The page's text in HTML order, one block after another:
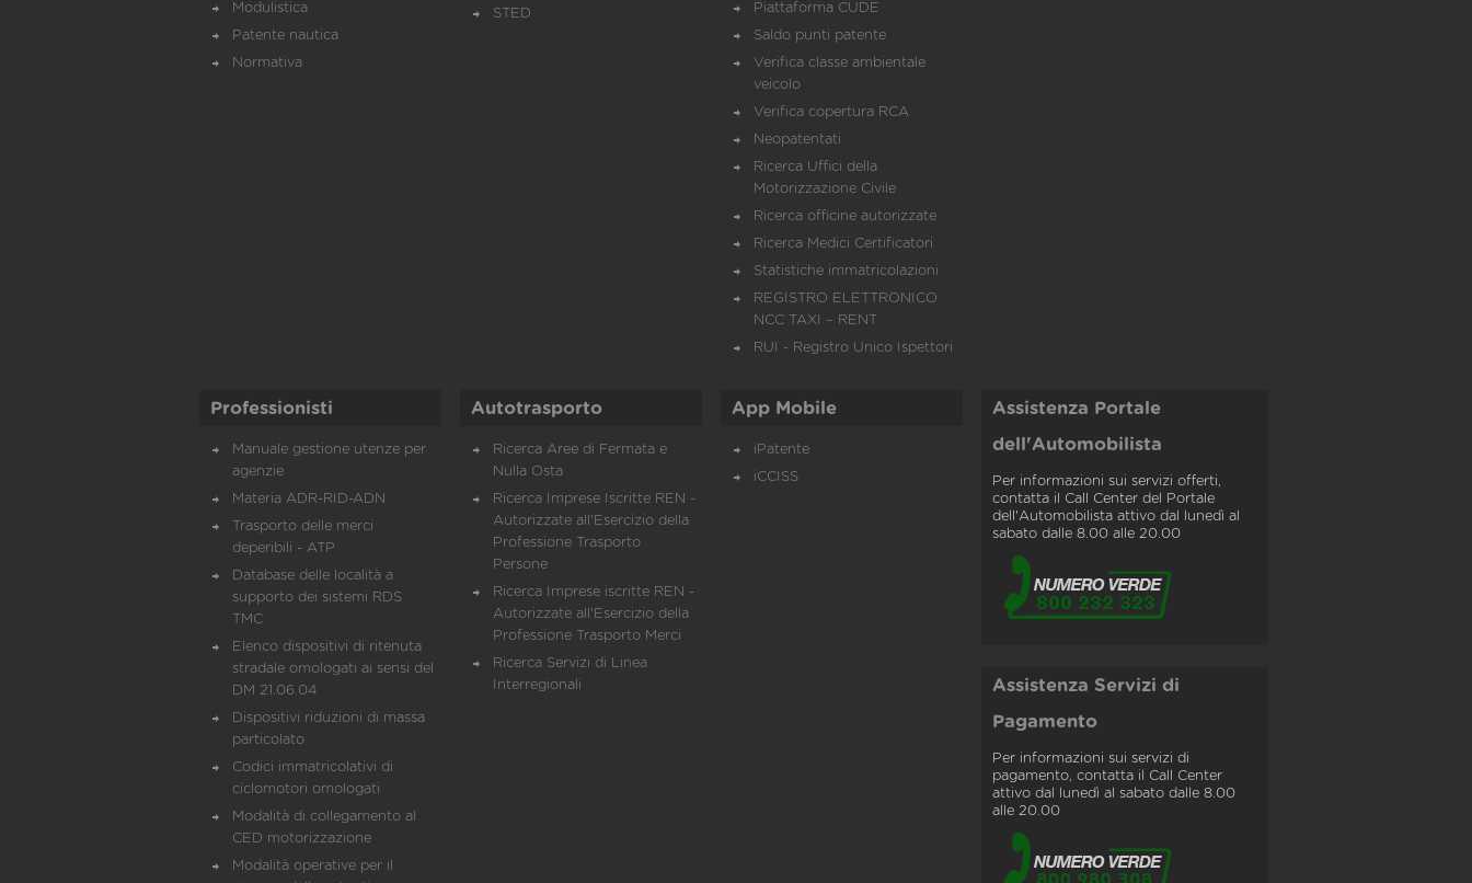
Modulistica
Patente nautica
Normativa
STED
Piattaforma CUDE
Saldo punti patente
Verifica classe ambientale
veicolo
Verifica copertura RCA
Neopatentati
Ricerca Uffici della
Motorizzazione Civile
Ricerca officine autorizzate
Ricerca Medici Certificatori
Statistiche immatricolazioni
REGISTRO ELETTRONICO
NCC TAXI – RENT
RUI - Registro Unico Ispettori
Professionisti
Manuale gestione utenze per
agenzie
Materia ADR-RID-ADN
Trasporto delle merci
deperibili - ATP
Database delle località a
supporto dei sistemi RDS
TMC
Elenco dispositivi di ritenuta
stradale omologati ai sensi del
DM 21.06.04
Dispositivi riduzioni di massa
particolato
Codici immatricolativi di
ciclomotori omologati
Modalità di collegamento al
CED motorizzazione
Modalità operative per il
Autotrasporto
Ricerca Aree di Fermata e
Nulla Osta
Ricerca Imprese Iscritte REN -
Autorizzate all'Esercizio della
Professione Trasporto
Persone
Ricerca Imprese iscritte REN -
Autorizzate all'Esercizio della
Professione Trasporto Merci
Ricerca Servizi di Linea
Interregionali
App Mobile
iPatente
iCCISS
Assistenza Portale
dell'Automobilista
Per informazioni sui servizi offerti,
contatta il Call Center del Portale
dell'Automobilista attivo dal lunedì al
sabato dalle 8.00 alle 20.00
Assistenza Servizi di
Pagamento
Per informazioni sui servizi di
pagamento, contatta il Call Center
attivo dal lunedì al sabato dalle 8.00
alle 20.00